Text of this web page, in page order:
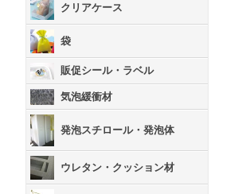
クリアケース
袋
販促シール・ラベル
気泡緩衝材
発泡スチロール・発泡体
ウレタン・クッション材